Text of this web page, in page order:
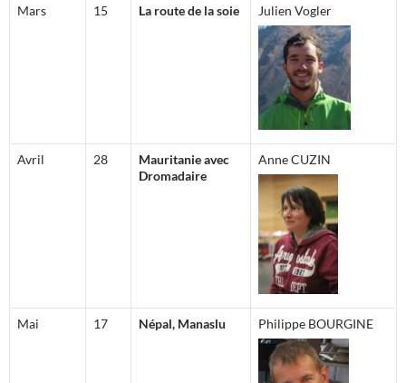
Mars 15 La route de la soie Julien Vogler
Avril 28
Mauritanie avec
Dromadaire
Anne CUZIN
Mai 17 Népal, Manaslu Philippe BOURGINE